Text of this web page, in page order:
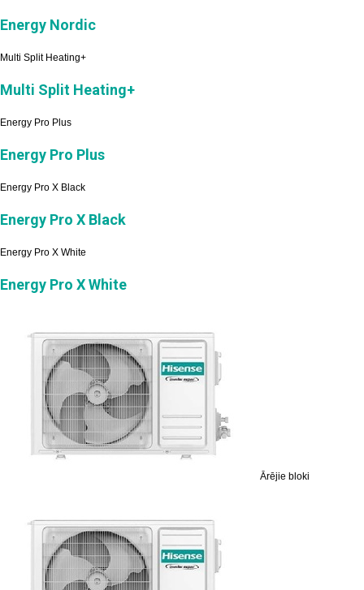
Energy Nordic
Multi Split Heating+
Multi Split Heating+
Energy Pro Plus
Energy Pro Plus
Energy Pro X Black
Energy Pro X Black
Energy Pro X White
Energy Pro X White
Ārējie bloki